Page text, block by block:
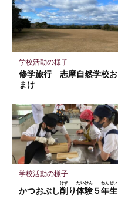
学校活動の様子
修学旅行 志摩自然学校お
まけ
学校活動の様子
かつおぶし削
けず
り体験
たいけん
５年生
ねんせい